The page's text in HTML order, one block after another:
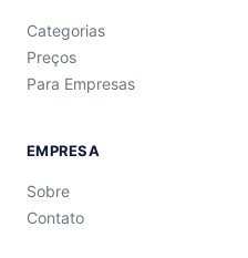
Categorias
Preços
Para Empresas
EMPRESA
Sobre
Contato